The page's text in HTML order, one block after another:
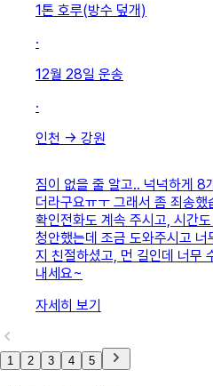
1톤 호루(방수 덮개)
·
12월 28일 운송
·
인천 → 강원
짐이 없을 줄 알고.. 넉넉하게 8
더라구요ㅠㅜ 그래서 좀 죄송
확인전화도 계속 주시고, 시간
청안했는데 조금 도와주시고
지 친절하셨고, 먼 길인데 너무
내세요~
자세히 보기
1 2 3 4 5